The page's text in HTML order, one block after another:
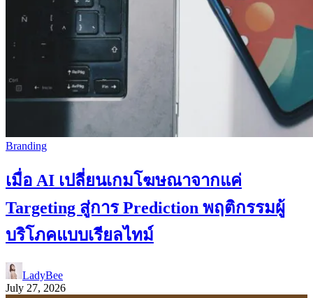
Branding
เมื่อ AI เปลี่ยนเกมโฆษณาจากแค่
Targeting สู่การ Prediction พฤติกรรมผู้
บริโภคแบบเรียลไทม์
LadyBee
July 27, 2026